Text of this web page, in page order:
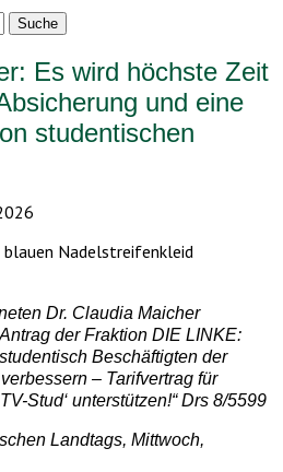
Es wird höchste Zeit
und eine
studentischen
Dr. Claudia Maicher
der Fraktion DIE LINKE:
Beschäftigten der
– Tarifvertrag für
Stud‘ unterstützen!“ Drs 8/5599
Landtags, Mittwoch,